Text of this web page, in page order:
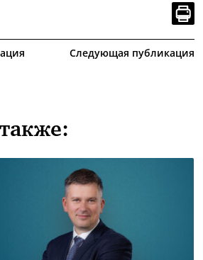
Следующая публикация